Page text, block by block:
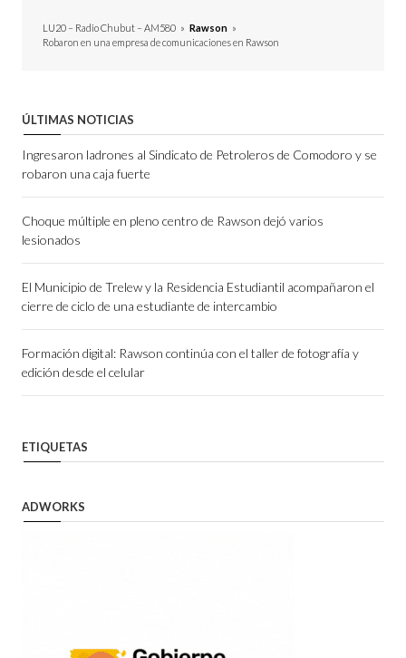
LU20 – Radio Chubut – AM580 » Rawson »
Robaron en una empresa de comunicaciones en Rawson
ÚLTIMAS NOTICIAS
Ingresaron ladrones al Sindicato de Petroleros de Comodoro y se
robaron una caja fuerte
Choque múltiple en pleno centro de Rawson dejó varios
lesionados
El Municipio de Trelew y la Residencia Estudiantil acompañaron el
cierre de ciclo de una estudiante de intercambio
Formación digital: Rawson continúa con el taller de fotografía y
edición desde el celular
ETIQUETAS
ADWORKS